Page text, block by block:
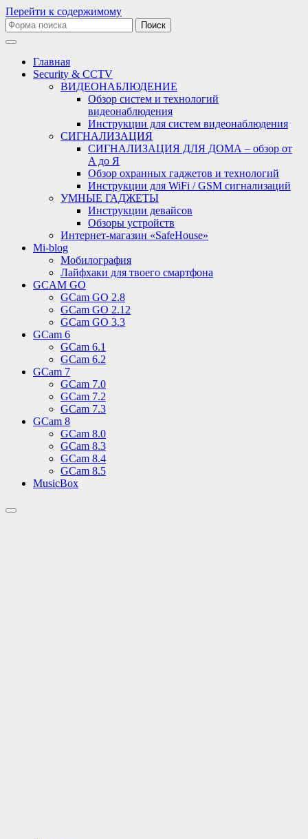
Перейти к содержимому
Поиск:
Главная
Security & CCTV
ВИДЕОНАБЛЮДЕНИЕ
Обзор систем и технологий
видеонаблюдения
Инструкции для систем видеонаблюдения
СИГНАЛИЗАЦИЯ
СИГНАЛИЗАЦИЯ ДЛЯ ДОМА – обзор от
A до Я
Обзор охранных гаджетов и технологий
Инструкции для WiFi / GSM сигнализаций
УМНЫЕ ГАДЖЕТЫ
Инструкции девайсов
Обзоры устройств
Интернет-магазин «SafeHouse»
Mi-blog
Мобилография
Лайфхаки для твоего смартфона
GCAM GO
GCam GO 2.8
GCam GO 2.12
GCam GO 3.3
GCam 6
GCam 6.1
GCam 6.2
GCam 7
GCam 7.0
GCam 7.2
GCam 7.3
GCam 8
GCam 8.0
GCam 8.3
GCam 8.4
GCam 8.5
MusicBox
Переключить